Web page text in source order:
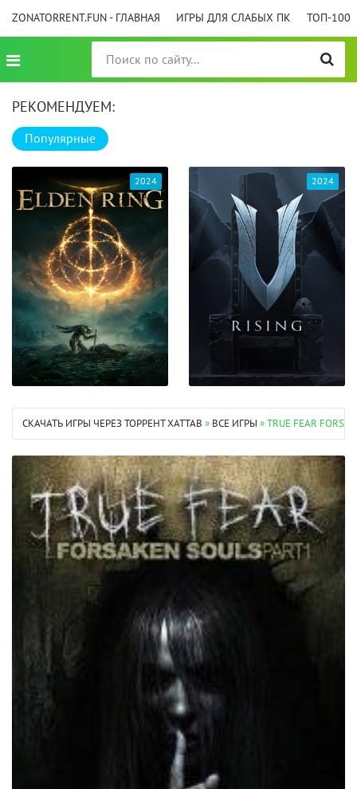
ZONATORRENT.FUN - ГЛАВНАЯ ИГРЫ ДЛЯ СЛАБЫХ ПК ТОП-100
РЕКОМЕНДУЕМ:
Популярные
2024 2024
СКАЧАТЬ ИГРЫ ЧЕРЕЗ ТОРРЕНТ XATTAB » ВСЕ ИГРЫ » TRUE FEAR